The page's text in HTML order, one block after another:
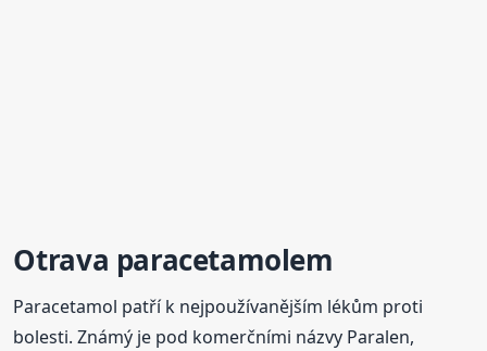
Otrava paracetamolem
Paracetamol patří k nejpoužívanějším lékům proti
bolesti. Známý je pod komerčními názvy Paralen,